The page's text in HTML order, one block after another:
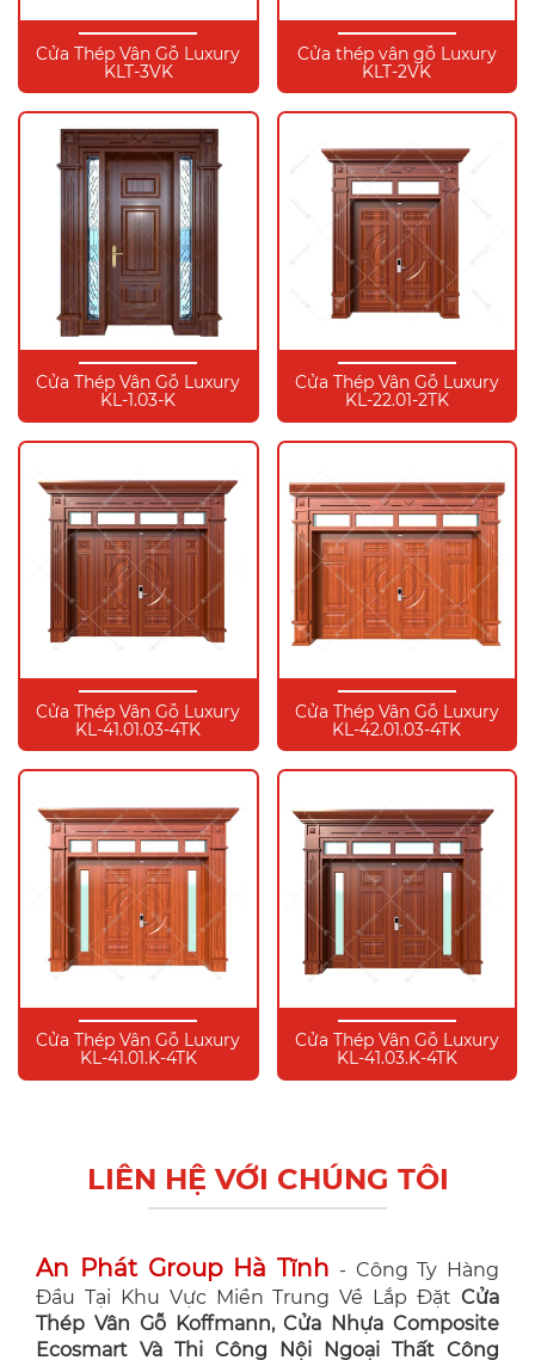
Cửa Thép Vân Gỗ Luxury
KLT-3VK
Cửa thép vân gỗ Luxury
KLT-2VK
Cửa Thép Vân Gỗ Luxury
KL-1.03-K
Cửa Thép Vân Gỗ Luxury
KL-22.01-2TK
Cửa Thép Vân Gỗ Luxury
KL-41.01.03-4TK
Cửa Thép Vân Gỗ Luxury
KL-42.01.03-4TK
Cửa Thép Vân Gỗ Luxury
KL-41.01.K-4TK
Cửa Thép Vân Gỗ Luxury
KL-41.03.K-4TK
LIÊN HỆ VỚI CHÚNG TÔI
An Phát Group Hà Tĩnh - Công Ty Hàng
Đầu Tại Khu Vực Miền Trung Về Lắp Đặt Cửa
Thép Vân Gỗ Koffmann, Cửa Nhựa Composite
Ecosmart Và Thi Công Nội Ngoại Thất Công